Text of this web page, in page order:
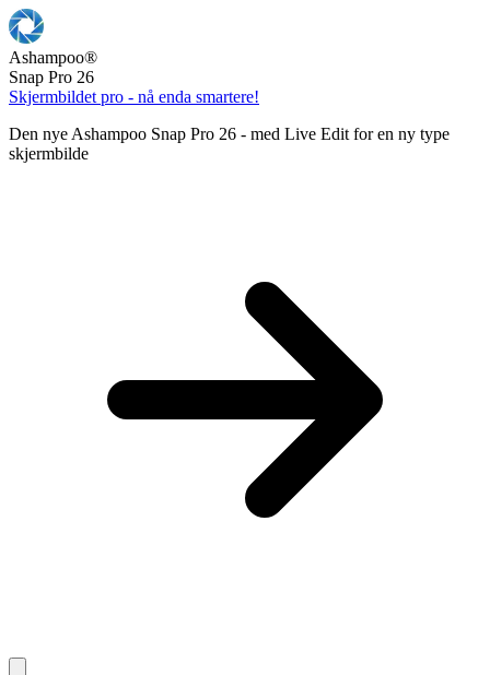
Ashampoo®
Snap Pro 26
Skjermbildet pro - nå enda smartere!
Den nye Ashampoo Snap Pro 26 - med Live Edit for en ny type
skjermbilde